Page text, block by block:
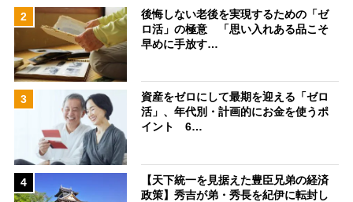
2
後悔しない老後を実現するための「ゼ
ロ活」の極意 「思い入れある品こそ
早めに手放す…
3
資産をゼロにして最期を迎える「ゼロ
活」、年代別・計画的にお金を使うポ
イント 6…
4
【天下統一を見据えた豊臣兄弟の経済
政策】秀吉が弟・秀長を紀伊に転封し